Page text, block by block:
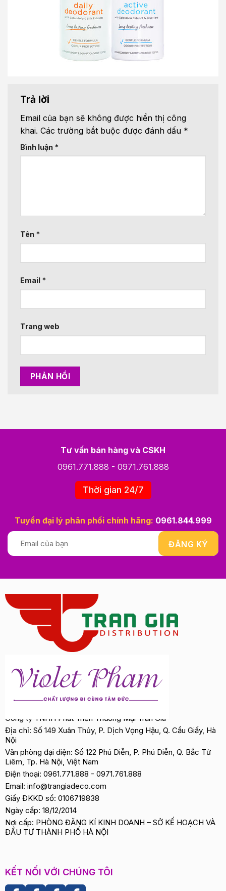
Trả lời
Email của bạn sẽ không được hiển thị công
khai. Các trường bắt buộc được đánh dấu *
Bình luận *
Tên *
Email *
Trang web
Tư vấn bán hàng và CSKH
0961.771.888 - 0971.761.888
Thời gian 24/7
Tuyển đại lý phân phối chính hãng: 0961.844.999
Công ty TNHH Phát Triển Thương Mại Trần Gia
Địa chỉ: Số 149 Xuân Thủy, P. Dịch Vọng Hậu, Q. Cầu Giấy, Hà
Nội
Văn phòng đại diện: Số 122 Phú Diễn, P. Phú Diễn, Q. Bắc Từ
Liêm, Tp. Hà Nội, Việt Nam
Điện thoại: 0961.771.888 - 0971.761.888
Email: info@trangiadeco.com
Giấy ĐKKD số: 0106719838
Ngày cấp: 18/12/2014
Nơi cấp: PHÒNG ĐĂNG KÍ KINH DOANH – SỞ KẾ HOẠCH VÀ
ĐẦU TƯ THÀNH PHỐ HÀ NỘI
KẾT NỐI VỚI CHÚNG TÔI